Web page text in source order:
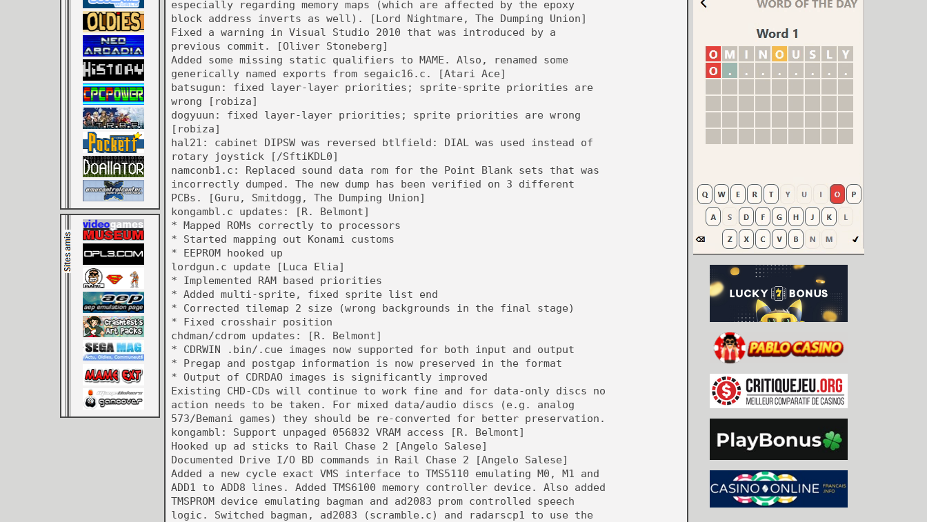
especially regarding memory maps (which are affected by the epoxy
block address inverts as well). [Lord Nightmare, The Dumping Union]
Fixed a warning in Visual Studio 2010 that was introduced by a
previous commit. [Oliver Stoneberg]
Added some missing static qualifiers to MAME. Also, renamed some
generically named exports from segaic16.c. [Atari Ace]
batsugun: fixed layer-layer priorities; sprite-sprite priorities are
wrong [robiza]
dogyuun: fixed layer-layer priorities; sprite priorities are wrong
[robiza]
hal21: cabinet DIPSW was reversed btlfield: DIAL was used instead of
rotary joystick [/SftiKDL0]
namconb1.c: Replaced sound data rom for the Point Blank sets that was
incorrectly dumped. The new dump has been verified on 3 different
PCBs. [Guru, Smitdogg, The Dumping Union]
kongambl.c updates: [R. Belmont]
* Mapped ROMs correctly to processors
* Started mapping out Konami customs
* EEPROM hooked up
lordgun.c update [Luca Elia]
* Implemented RAM based priorities
* Added multi-sprite, fixed sprite list end
* Corrected tilemap 2 size (wrong backgrounds in the final stage)
* Fixed crosshair position
chdman/cdrom updates: [R. Belmont]
* CDRWIN .bin/.cue images now supported for both input and output
* Pregap and postgap information is now preserved in the format
* Output of CDRDAO images is significantly improved
Existing CHD-CDs will continue to work fine and for data-only discs no
action needs to be taken. For mixed data/audio discs (e.g. analog
573/Bemani games) they should be re-converted for better preservation.
kongambl: Support unpaged 056832 VRAM access [R. Belmont]
Hooked up ad sticks to Rail Chase 2 [Angelo Salese]
Documented Drive I/O BD commands in Rail Chase 2 [Angelo Salese]
Added a new cycle exact VMS interface to TMS5110 emulating M0, M1 and
ADD1 to ADD8 lines. Added TMS6100 memory controller device. Also added
TMSPROM device emulating bagman and ad2083 prom controlled speech
logic. Switched bagman, ad2083 (scramble.c) and radarscp1 to use the